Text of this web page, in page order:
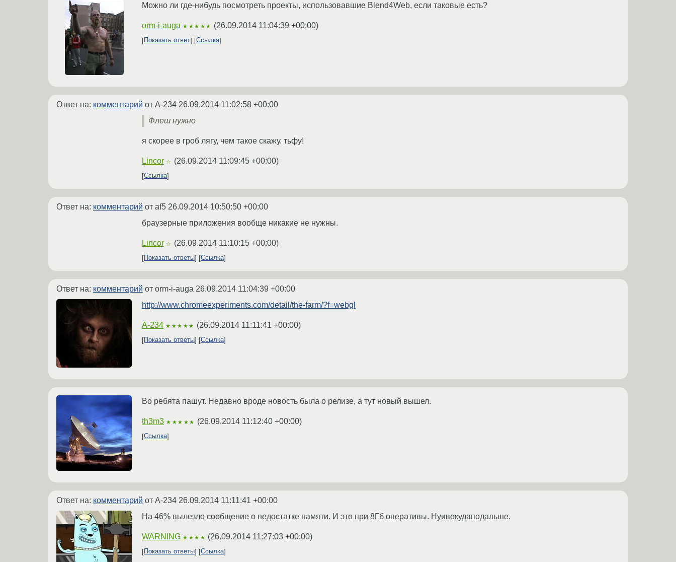
Можно ли где-нибудь посмотреть проекты, использовавшие Blend4Web, если таковые есть?
orm-i-auga ★★★★★ (26.09.2014 11:04:39 +00:00)
Показать ответ Ссылка
Ответ на: комментарий от A-234 26.09.2014 11:02:58 +00:00
Флеш нужно
я скорее в гроб лягу, чем такое скажу. тьфу!
Lincor ☆ (26.09.2014 11:09:45 +00:00)
Ссылка
Ответ на: комментарий от af5 26.09.2014 10:50:50 +00:00
браузерные приложения вообще никакие не нужны.
Lincor ☆ (26.09.2014 11:10:15 +00:00)
Показать ответы Ссылка
Ответ на: комментарий от orm-i-auga 26.09.2014 11:04:39 +00:00
http://www.chromeexperiments.com/detail/the-farm/?f=webgl
A-234 ★★★★★ (26.09.2014 11:11:41 +00:00)
Показать ответы Ссылка
Во ребята пашут. Недавно вроде новость была о релизе, а тут новый вышел.
th3m3 ★★★★★ (26.09.2014 11:12:40 +00:00)
Ссылка
Ответ на: комментарий от A-234 26.09.2014 11:11:41 +00:00
На 46% вылезло сообщение о недостатке памяти. И это при 8Гб оперативы. Нуивокудаподальше.
WARNING ★★★★ (26.09.2014 11:27:03 +00:00)
Показать ответы Ссылка